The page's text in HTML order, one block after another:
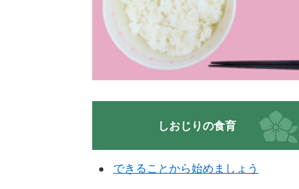
しおじりの食育
できることから始めましょう